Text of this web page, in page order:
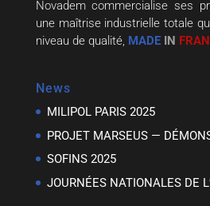
Novadem commercialise ses
une maîtrise industrielle totale
niveau de qualité, MADEIN
News
MILIPOL PARIS 2025
PROJET MARSEUS —
SOFINS 2025
JOURNÉES NATIONALES DE